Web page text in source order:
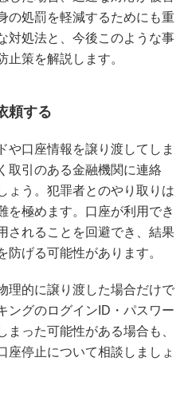
の処罰を軽減するためにも重
対処法と、今後このような事
止策を解説します。
頼する
や口座情報を譲り渡してしま
取引のある金融機関に連絡
ょう。犯罪者とのやり取りは
を極めます。口座が利用でき
されることを回避でき、結果
防げる可能性があります。
理的に譲り渡した場合だけで
ングのログインID・パスワー
まった可能性がある場合も、
座停止について相談しましょ